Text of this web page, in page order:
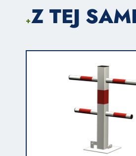
+Z TEJ